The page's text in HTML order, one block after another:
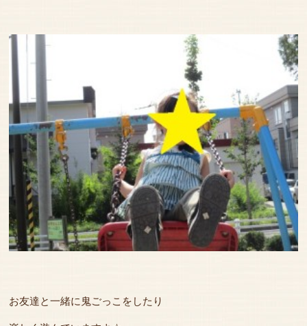
お友達と一緒に鬼ごっこをしたり